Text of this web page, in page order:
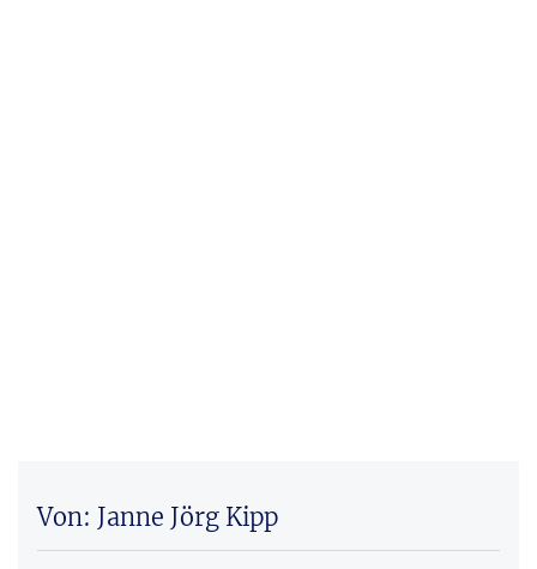
Von: Janne Jörg Kipp